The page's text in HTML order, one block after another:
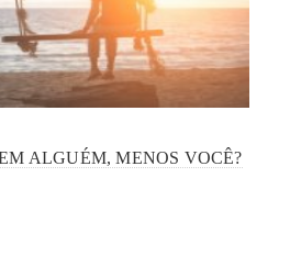
ALGUÉM, MENOS VOCÊ?